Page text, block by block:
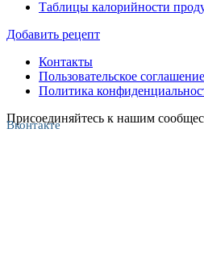
Таблицы калорийности
Добавить рецепт
Контакты
Пользовательское соглашение
Политика
Присоединяйтесь к нашим
Вконтакте